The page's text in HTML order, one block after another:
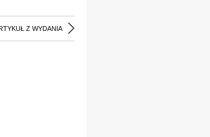
Z WYDANIA